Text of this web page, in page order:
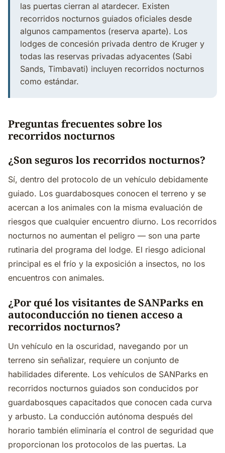
las puertas cierran al atardecer. Existen
recorridos nocturnos guiados oficiales desde
algunos campamentos (reserva aparte). Los
lodges de concesión privada dentro de Kruger y
todas las reservas privadas adyacentes (Sabi
Sands, Timbavati) incluyen recorridos nocturnos
como estándar.
Preguntas frecuentes sobre los
recorridos nocturnos
¿Son seguros los recorridos nocturnos?
Sí, dentro del protocolo de un vehículo debidamente
guiado. Los guardabosques conocen el terreno y se
acercan a los animales con la misma evaluación de
riesgos que cualquier encuentro diurno. Los recorridos
nocturnos no aumentan el peligro — son una parte
rutinaria del programa del lodge. El riesgo adicional
principal es el frío y la exposición a insectos, no los
encuentros con animales.
¿Por qué los visitantes de SANParks en
autoconducción no tienen acceso a
recorridos nocturnos?
Un vehículo en la oscuridad, navegando por un
terreno sin señalizar, requiere un conjunto de
habilidades diferente. Los vehículos de SANParks en
recorridos nocturnos guiados son conducidos por
guardabosques capacitados que conocen cada curva
y arbusto. La conducción autónoma después del
horario también eliminaría el control de seguridad que
proporcionan los protocolos de las puertas. La